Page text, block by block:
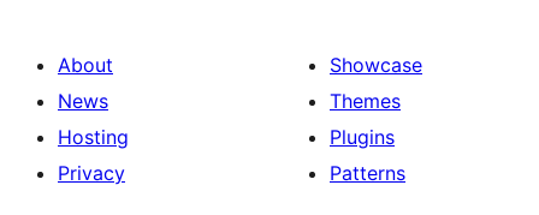
About
News
Hosting
Privacy
Showcase
Themes
Plugins
Patterns